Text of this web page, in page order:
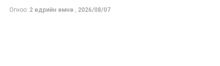
Огноо: 2 өдрийн өмнө , 2026/08/07